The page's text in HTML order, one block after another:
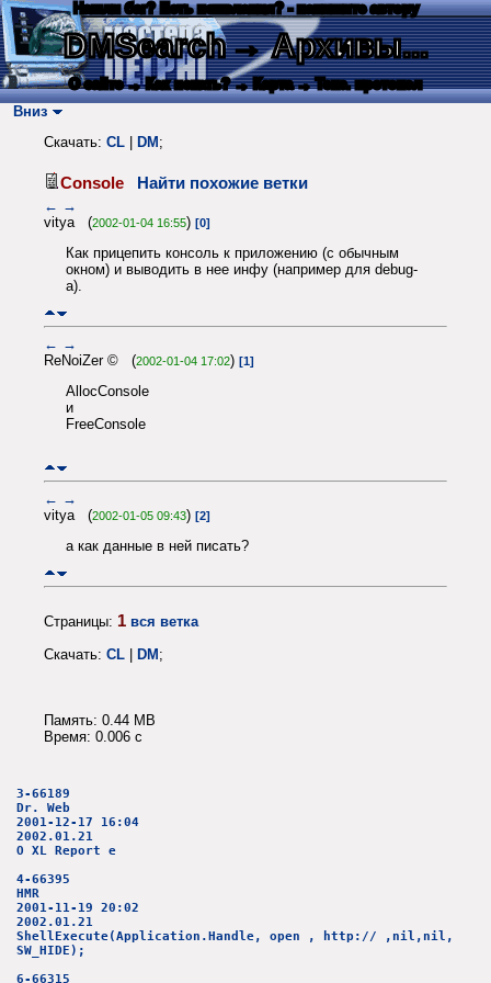
Нашли баг? Есть пожелания? - напишите автору
DMSearch→ Архивы...
О сайте → Как искать? → Карта → Текс. протокол
Вниз
Скачать: CL DM ;
Console Найти похожие ветки
← →
vitya (2002-01-04 16:55) [0]
Как прицепить консоль к приложению (с обычным
окном) и выводить в нее инфу (например для debug-
a).
← →
ReNoiZer © (2002-01-04 17:02) [1]
AllocConsole
и
FreeConsole
← →
vitya (2002-01-05 09:43) [2]
а как данные в ней писать?
Страницы: 1 вся ветка
Скачать: CL | DM;
Память: 0.44 MB
Время: 0.006 c
3-66189
Dr. Web
2001-12-17 16:04
2002.01.21
О XL Report e
4-66395
HMR
2001-11-19 20:02
2002.01.21
ShellExecute(Application.Handle, open , http:// ,nil,nil,
SW_HIDE);
6-66315